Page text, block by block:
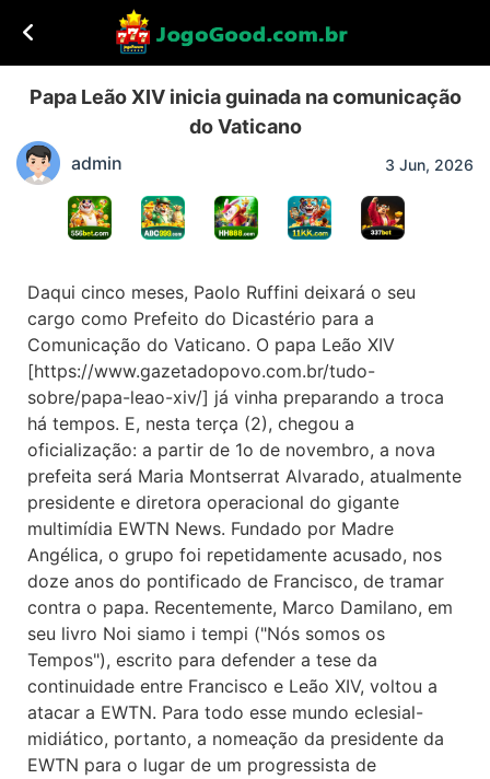
Papa Leão XIV inicia guinada na comunicação
do Vaticano
admin 3 Jun, 2026
Daqui cinco meses, Paolo Ruffini deixará o seu
cargo como Prefeito do Dicastério para a
Comunicação do Vaticano. O papa Leão XIV
[https://www.gazetadopovo.com.br/tudo-
sobre/papa-leao-xiv/] já vinha preparando a troca
há tempos. E, nesta terça (2), chegou a
oficialização: a partir de 1o de novembro, a nova
prefeita será Maria Montserrat Alvarado, atualmente
presidente e diretora operacional do gigante
multimídia EWTN News. Fundado por Madre
Angélica, o grupo foi repetidamente acusado, nos
doze anos do pontificado de Francisco, de tramar
contra o papa. Recentemente, Marco Damilano, em
seu livro Noi siamo i tempi ("Nós somos os
Tempos"), escrito para defender a tese da
continuidade entre Francisco e Leão XIV, voltou a
atacar a EWTN. Para todo esse mundo eclesial-
midiático, portanto, a nomeação da presidente da
EWTN para o lugar de um progressista de